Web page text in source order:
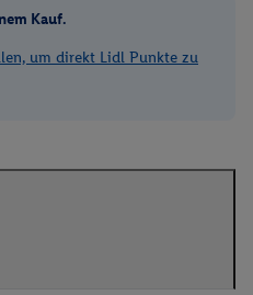
Kauf.
um direkt Lidl Punkte zu